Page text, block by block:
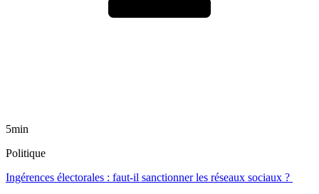
5min
Politique
Ingérences électorales : faut-il sanctionner les réseaux sociaux ?